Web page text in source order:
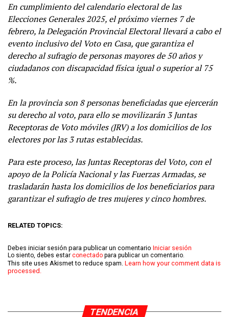
En cumplimiento del calendario electoral de las
Elecciones Generales 2025, el próximo viernes 7 de
febrero, la Delegación Provincial Electoral llevará a cabo el
evento inclusivo del Voto en Casa, que garantiza el
derecho al sufragio de personas mayores de 50 años y
ciudadanos con discapacidad física igual o superior al 75
%.
En la provincia son 8 personas beneficiadas que ejercerán
su derecho al voto, para ello se movilizarán 3 Juntas
Receptoras de Voto móviles (JRV) a los domicilios de los
electores por las 3 rutas establecidas.
Para este proceso, las Juntas Receptoras del Voto, con el
apoyo de la Policía Nacional y las Fuerzas Armadas, se
trasladarán hasta los domicilios de los beneficiarios para
garantizar el sufragio de tres mujeres y cinco hombres.
RELATED TOPICS:
Debes iniciar sesión para publicar un comentario Iniciar sesión
Lo siento, debes estar conectado para publicar un comentario.
This site uses Akismet to reduce spam. Learn how your comment data is
processed.
TENDENCIA